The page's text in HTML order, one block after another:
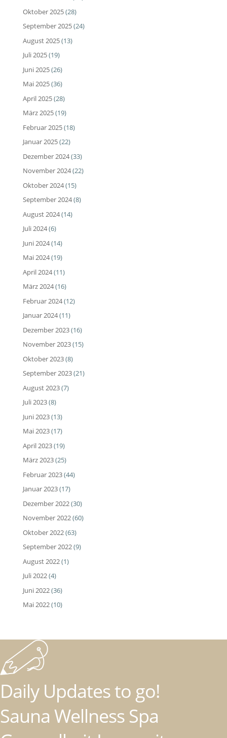
Oktober 2025(28)
September 2025(24)
August 2025(13)
Juli 2025(19)
Juni 2025(26)
Mai 2025(36)
April 2025(28)
März 2025(19)
Februar 2025(18)
Januar 2025(22)
Dezember 2024(33)
November 2024(22)
Oktober 2024(15)
September 2024(8)
August 2024(14)
Juli 2024(6)
Juni 2024(14)
Mai 2024(19)
April 2024(11)
März 2024(16)
Februar 2024(12)
Januar 2024(11)
Dezember 2023(16)
November 2023(15)
Oktober 2023(8)
September 2023(21)
August 2023(7)
Juli 2023(8)
Juni 2023(13)
Mai 2023(17)
April 2023(19)
März 2023(25)
Februar 2023(44)
Januar 2023(17)
Dezember 2022(30)
November 2022(60)
Oktober 2022(63)
September 2022(9)
August 2022(1)
Juli 2022(4)
Juni 2022(36)
Mai 2022(10)
Daily Updates to go!
Sauna Wellness Spa